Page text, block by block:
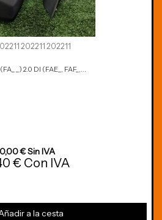
202211 202211
_) 2.0 DI (FAE_, FAF_,...
€ Sin IVA
€ Con IVA
a la cesta